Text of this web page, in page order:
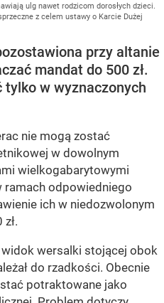
ulg nawet rodzicom dorosłych dzieci.
z celem ustawy o Karcie Dużej
przy altanie
mandat do 500 zł.
w wyznaczonych
nie mogą zostać
w dowolnym
wielkogabarytowymi
ramach odpowiedniego
ich w niedozwolonym
wersalki stojącej obok
do rzadkości. Obecnie
potraktowane jako